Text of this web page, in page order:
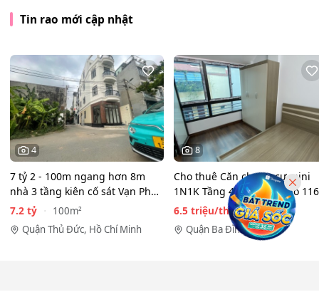
Tin rao mới cập nhật
4
7 tỷ 2 - 100m ngang hơn 8m
nhà 3 tầng kiên cố sát Vạn Phúc
City - HẺM XE HƠI…
7.2 tỷ
100m²
Quận Thủ Đức, Hồ Chí Minh
8
Cho thuê Căn chung cư mini
1N1K Tầng 4 tại Số 98 ngõ 116
Phan Kế Bính, Ba Đình.…
6.5 triệu/tháng
50m²
Quận Ba Đình, Hà Nội